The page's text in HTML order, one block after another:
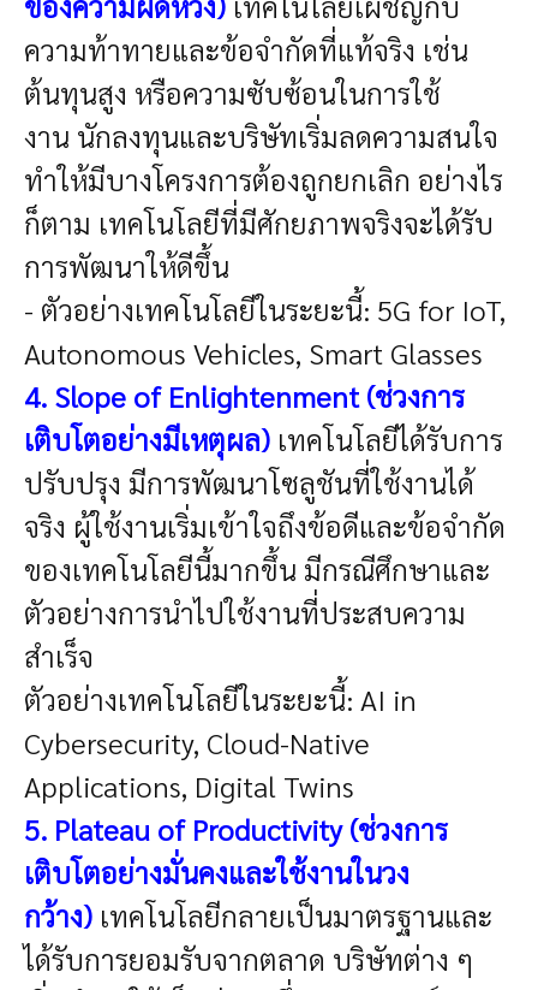
ความท้าทายและข้อจำกัดที่แท้จริง เช่น
ต้นทุนสูง หรือความซับซ้อนในการใช้
งาน นักลงทุนและบริษัทเริ่มลดความสนใจ
ทำให้มีบางโครงการต้องถูกยกเลิก อย่างไร
ก็ตาม เทคโนโลยีที่มีศักยภาพจริงจะได้รับ
การพัฒนาให้ดีขึ้น
- ตัวอย่างเทคโนโลยีในระยะนี้: 5G for IoT,
Autonomous Vehicles, Smart Glasses
4. Slope of Enlightenment (ช่วงการ
เติบโตอย่างมีเหตุผล) เทคโนโลยีได้รับการ
ปรับปรุง มีการพัฒนาโซลูชันที่ใช้งานได้
จริง ผู้ใช้งานเริ่มเข้าใจถึงข้อดีและข้อจำกัด
ของเทคโนโลยีนี้มากขึ้น มีกรณีศึกษาและ
ตัวอย่างการนำไปใช้งานที่ประสบความ
สำเร็จ
ตัวอย่างเทคโนโลยีในระยะนี้: AI in
Cybersecurity, Cloud-Native
Applications, Digital Twins
5. Plateau of Productivity (ช่วงการ
เติบโตอย่างมั่นคงและใช้งานในวง
กว้าง) เทคโนโลยีกลายเป็นมาตรฐานและ
ได้รับการยอมรับจากตลาด บริษัทต่าง ๆ